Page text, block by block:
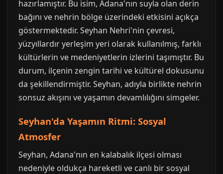
hazırlamıştır. Bu isim, Adana'nın suyla olan derin
bağını ve nehrin bölge üzerindeki etkisini açıkça
göstermektedir. Seyhan Nehri'nin çevresi,
yüzyıllardır yerleşim yeri olarak kullanılmış, farklı
kültürlerin ve medeniyetlerin izlerini taşımıştır. Bu
durum, ilçenin zengin tarihi ve kültürel dokusunu
da şekillendirmiştir. Seyhan, adıyla birlikte nehrin
sonsuz akışını ve yaşamın devamlılığını simgeler.
Seyhan'da Yaşamın Ritmi: Sosyal
Atmosfer
Seyhan, Adana'nın en kalabalık ilçesi olması
nedeniyle oldukça hareketli ve canlı bir sosyal